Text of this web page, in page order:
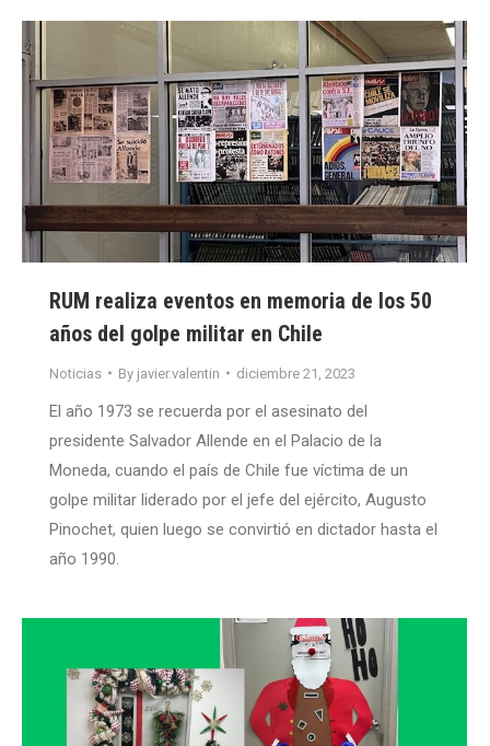
RUM realiza eventos en memoria de los 50
años del golpe militar en Chile
Noticias By javier.valentin diciembre 21, 2023
El año 1973 se recuerda por el asesinato del
presidente Salvador Allende en el Palacio de la
Moneda, cuando el país de Chile fue víctima de un
golpe militar liderado por el jefe del ejército, Augusto
Pinochet, quien luego se convirtió en dictador hasta el
año 1990.